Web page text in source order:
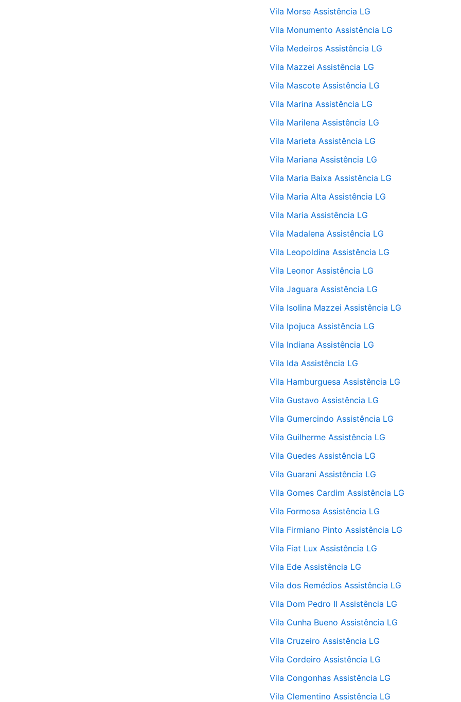
Vila Morse Assistência LG
Vila Monumento Assistência LG
Vila Medeiros Assistência LG
Vila Mazzei Assistência LG
Vila Mascote Assistência LG
Vila Marina Assistência LG
Vila Marilena Assistência LG
Vila Marieta Assistência LG
Vila Mariana Assistência LG
Vila Maria Baixa Assistência LG
Vila Maria Alta Assistência LG
Vila Maria Assistência LG
Vila Madalena Assistência LG
Vila Leopoldina Assistência LG
Vila Leonor Assistência LG
Vila Jaguara Assistência LG
Vila Isolina Mazzei Assistência LG
Vila Ipojuca Assistência LG
Vila Indiana Assistência LG
Vila Ida Assistência LG
Vila Hamburguesa Assistência LG
Vila Gustavo Assistência LG
Vila Gumercindo Assistência LG
Vila Guilherme Assistência LG
Vila Guedes Assistência LG
Vila Guarani Assistência LG
Vila Gomes Cardim Assistência LG
Vila Formosa Assistência LG
Vila Firmiano Pinto Assistência LG
Vila Fiat Lux Assistência LG
Vila Ede Assistência LG
Vila dos Remédios Assistência LG
Vila Dom Pedro II Assistência LG
Vila Cunha Bueno Assistência LG
Vila Cruzeiro Assistência LG
Vila Cordeiro Assistência LG
Vila Congonhas Assistência LG
Vila Clementino Assistência LG